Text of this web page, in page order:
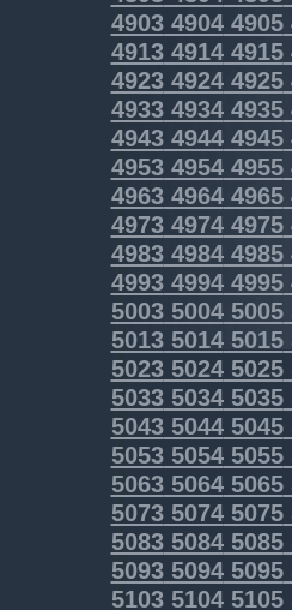
490349044905
491349144915
492349244925
493349344935
494349444945
495349544955
496349644965
497349744975
498349844985
499349944995
500350045005
501350145015
502350245025
503350345035
504350445045
505350545055
506350645065
507350745075
508350845085
509350945095
510351045105